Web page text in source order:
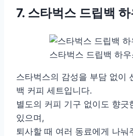
7. 스타벅스 드립백
스타벅스 드립백 하
스타벅스의 감성을 부담 없이
백 커피 세트입니다.
별도의 커피 기구 없이도 향긋
있으며,
퇴사할 때 여러 동료에게 나눠